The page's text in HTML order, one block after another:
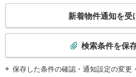
検
新着物件通知を受
検索条件を保
保存した条件の確認・通知設定の変更